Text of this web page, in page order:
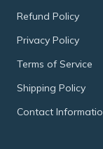
Refund Policy
Privacy Policy
Terms of Service
Shipping Policy
Contact